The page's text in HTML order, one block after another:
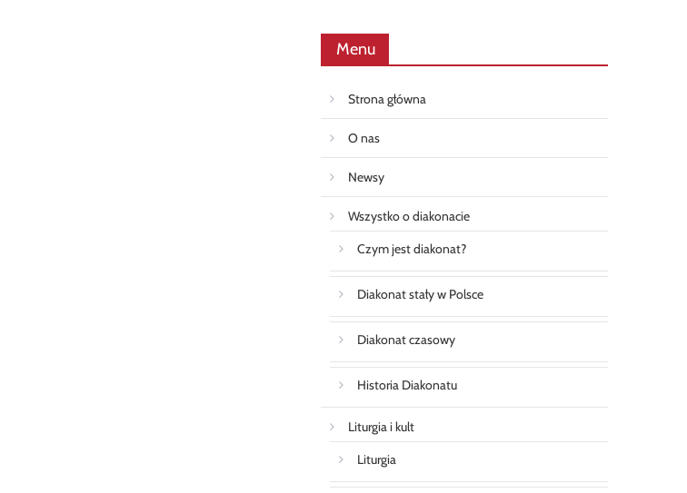
Menu
Strona główna
O nas
Newsy
Wszystko o diakonacie
Czym jest diakonat?
Diakonat stały w Polsce
Diakonat czasowy
Historia Diakonatu
Liturgia i kult
Liturgia